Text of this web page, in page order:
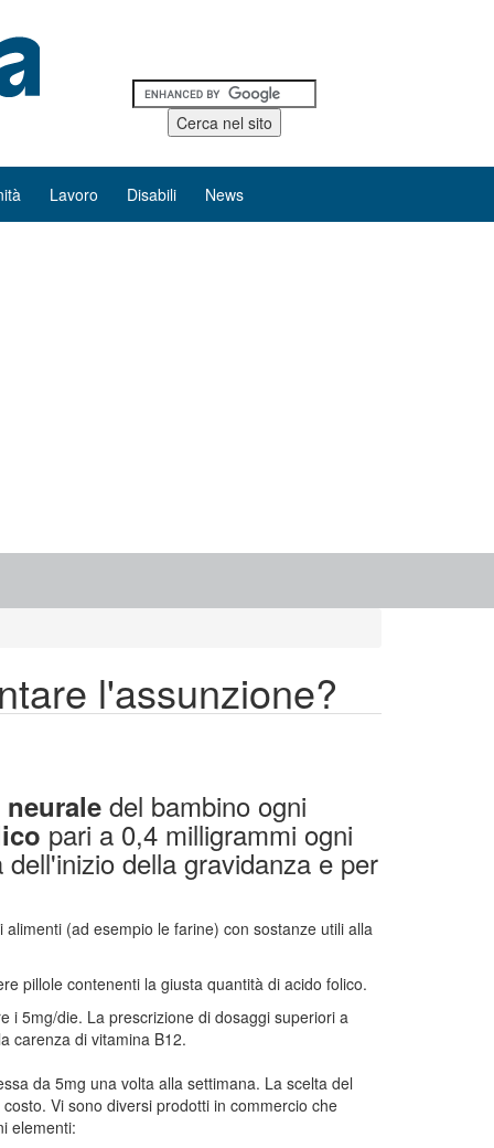
Lavoro Disabili News
l'assunzione?
del bambino ogni
pari a 0,4 milligrammi ogni
della gravidanza e per
(ad esempio le farine) con sostanze utili alla
pillole contenenti la giusta quantità di acido folico.
i 5mg/die. La prescrizione di dosaggi superiori a
carenza di vitamina B12.
da 5mg una volta alla settimana. La scelta del
Vi sono diversi prodotti in commercio che
elementi: